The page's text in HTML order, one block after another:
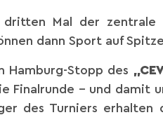
Mal der zentrale
dann Sport auf
Hamburg-Stopp des
– und damit
des Turniers erhalten